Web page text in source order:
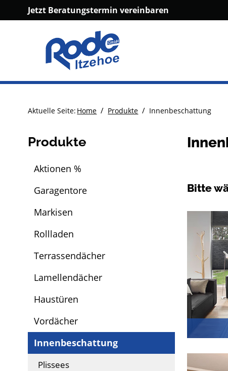
Jetzt Beratungstermin vereinbaren
Aktuelle Seite: Home / Produkte / Innenbeschattung
Produkte
Aktionen %
Garagentore
Markisen
Rollladen
Terrassendächer
Lamellendächer
Haustüren
Vordächer
Innenbeschattung
Plissees
Bitte